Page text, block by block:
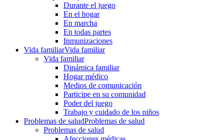
Durante el juego
En el hogar
En marcha
En todas partes
Inmunizaciones
Vida familiarVida familiar
Vida familiar
Dinámica familiar
Hogar médico
Medios de comunicación
Participe en su comunidad
Poder del juego
Trabajo y cuidado de los niños
Problemas de saludProblemas de salud
Problemas de salud